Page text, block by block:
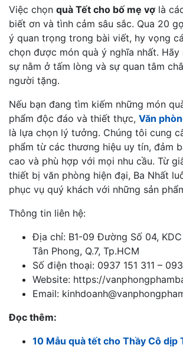
Việc chọn quà Tết cho bố mẹ vợ là
biết ơn và tình cảm sâu sắc. Qua 20
ý quan trọng trong bài viết, hy vọng
chọn được món quà ý nghĩa nhất.
sự nằm ở tấm lòng và sự quan tâm
người tặng.
Nếu bạn đang tìm kiếm những món
phẩm độc đáo và thiết thực, Văn
là lựa chọn lý tưởng. Chúng tôi cung
phẩm từ các thương hiệu uy tín, đảm
cao và phù hợp với mọi nhu cầu. Từ
thiết bị văn phòng hiện đại, Ba Nhất
phục vụ quý khách với những sản
Thông tin liên hệ:
Địa chỉ: B1-09 Đường Số 04, KDC
Tân Phong, Q.7, Tp.HCM
Số điện thoại: 0937 151 311 –
Website: https://
Email:
Đọc thêm:
10 Mẫu quà tết cho Thầy Cô dịp